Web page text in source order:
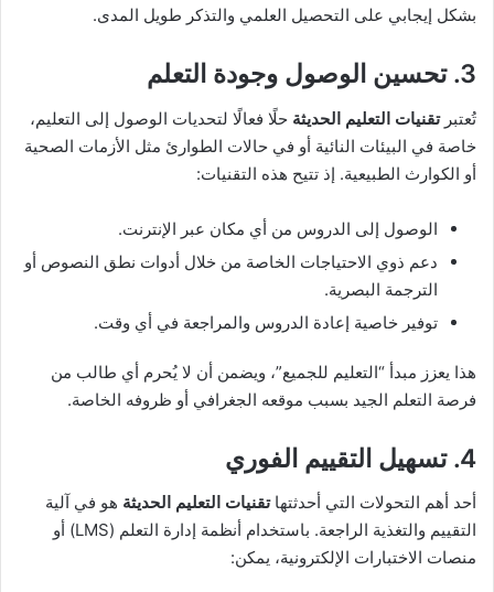
بشكل إيجابي على التحصيل العلمي والتذكر طويل المدى.
3. تحسين الوصول وجودة التعلم
تُعتبرتقنيات التعليم الحديثة حلًا فعالًا لتحديات الوصول إلى التعليم،
خاصة في البيئات النائية أو في حالات الطوارئ مثل الأزمات الصحية
أو الكوارث الطبيعية. إذ تتيح هذه التقنيات:
الوصول إلى الدروس من أي مكان عبر الإنترنت.
دعم ذوي الاحتياجات الخاصة من خلال أدوات نطق النصوص أو
الترجمة البصرية.
توفير خاصية إعادة الدروس والمراجعة في أي وقت.
هذا يعزز مبدأ “التعليم للجميع”، ويضمن أن لا يُحرم أي طالب من
فرصة التعلم الجيد بسبب موقعه الجغرافي أو ظروفه الخاصة.
4. تسهيل التقييم الفوري
أحد أهم التحولات التي أحدثتهاتقنيات التعليم الحديثة هو في آلية
التقييم والتغذية الراجعة. باستخدام أنظمة إدارة التعلم (LMS) أو
منصات الاختبارات الإلكترونية، يمكن: